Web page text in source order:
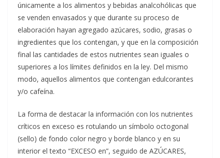
únicamente a los alimentos y bebidas analcohólicas que
se venden envasados y que durante su proceso de
elaboración hayan agregado azúcares, sodio, grasas o
ingredientes que los contengan, y que en la composición
final las cantidades de estos nutrientes sean iguales o
superiores a los límites definidos en la ley. Del mismo
modo, aquellos alimentos que contengan edulcorantes
y/o cafeína.
La forma de destacar la información con los nutrientes
críticos en exceso es rotulando un símbolo octogonal
(sello) de fondo color negro y borde blanco y en su
interior el texto “EXCESO en”, seguido de AZÚCARES,